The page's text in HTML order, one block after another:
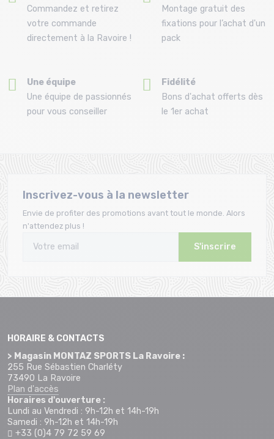
Commandez et retirez
votre commande
directement à la Ravoire !
Montage gratuit des
fixations pour l’achat d'un
pack
Une équipe
Une équipe de passionnés
pour vous conseiller
Fidélité
Bons d'achat offerts dès
le 1er achat
Inscrivez-vous à la newsletter
Envie de profiter des promotions avant tout le monde. Alors
n'attendez plus !
S'inscrire
HORAIRE & CONTACTS
> Magasin MONTAZ SPORTS La Ravoire :
255 Rue Sébastien Charléty
73490 La Ravoire
Plan d'accès
Horaires d'ouverture :
Lundi au Vendredi : 9h-12h et 14h-19h
Samedi : 9h-12h et 14h-19h
+33 (0)4 79 72 59 69